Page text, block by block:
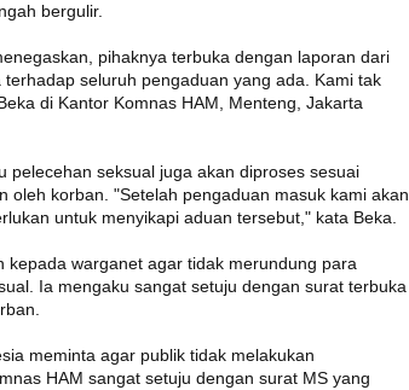
bergulir.
pihaknya terbuka dengan laporan dari
seluruh pengaduan yang ada. Kami tak
di Kantor Komnas HAM, Menteng, Jakarta
pelecehan seksual juga akan diproses sesuai
oleh korban. "Setelah pengaduan masuk kami akan
untuk menyikapi aduan tersebut," kata Beka.
warganet agar tidak merundung para
Ia mengaku sangat setuju dengan surat terbuka
meminta agar publik tidak melakukan
HAM sangat setuju dengan surat MS yang